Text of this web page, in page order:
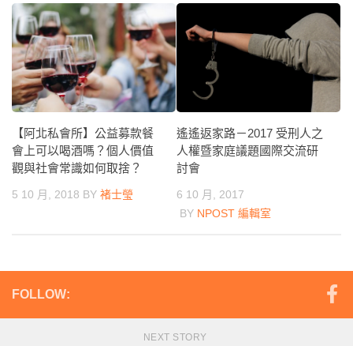
【阿北私會所】公益募款餐
會上可以喝酒嗎？個人價值
觀與社會常識如何取捨？
5 10 月, 2018 BY 褚士瑩
遙遙返家路－2017 受刑人之
人權暨家庭議題國際交流研
討會
6 10 月, 2017
BY NPOST 編輯室
FOLLOW:
NEXT STORY